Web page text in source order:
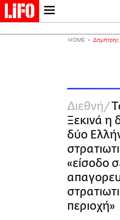
HOME Δημήτρης
Διεθνή
Ξεκινά η
δύο
«είσοδο
περιοχή»